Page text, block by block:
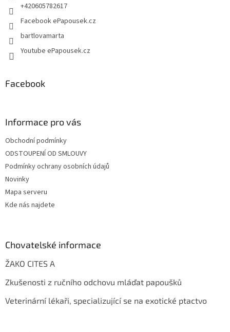
+420605782617
Facebook ePapousek.cz
bartlovamarta
Youtube ePapousek.cz
Facebook
Informace pro vás
Obchodní podmínky
ODSTOUPENÍ OD SMLOUVY
Podmínky ochrany osobních údajů
Novinky
Mapa serveru
Kde nás najdete
Chovatelské informace
ŽAKO CITES A
Zkušenosti z ručního odchovu mláďat papoušků
Veterinární lékaři, specializující se na exotické ptactvo